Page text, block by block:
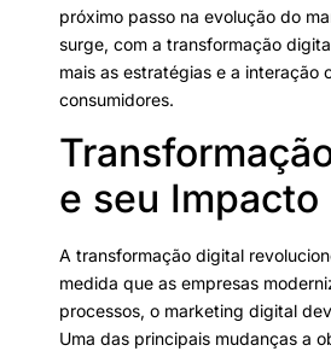
próximo passo na evolução do
surge, com a transformação
mais as estratégias e a interação
consumidores.
e seu Impacto
A transformação digital
medida que as empresas
processos, o marketing digital
Uma das principais mudanças a